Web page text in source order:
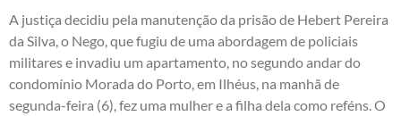
A justiça decidiu pela manutenção da prisão de Hebert Pereira
da Silva, o Nego, que fugiu de uma abordagem de policiais
militares e invadiu um apartamento, no segundo andar do
condomínio Morada do Porto, em Ilhéus, na manhã de
segunda-feira (6), fez uma mulher e a filha dela como reféns. O